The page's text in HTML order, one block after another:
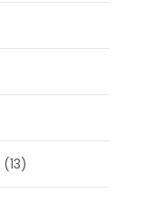
(13)